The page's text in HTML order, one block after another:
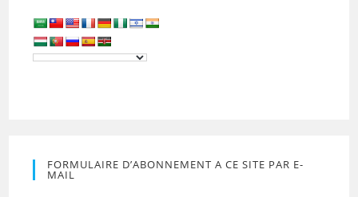
FORMULAIRE D’ABONNEMENT A CE SITE PAR E-
MAIL